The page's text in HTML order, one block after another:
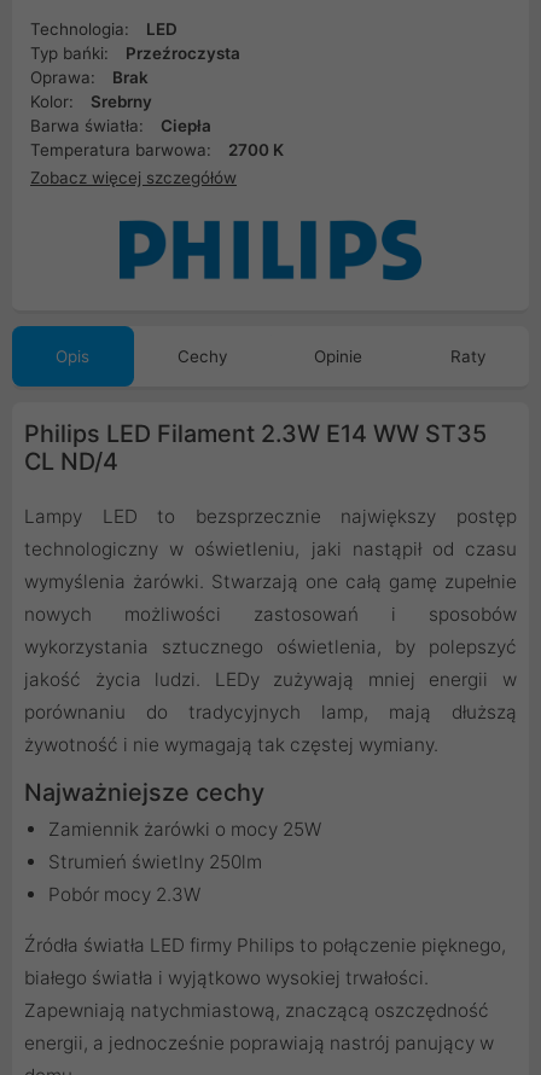
Technologia:
LED
Typ bańki:
Przeźroczysta
Oprawa:
Brak
Kolor:
Srebrny
Barwa światła:
Ciepła
Temperatura barwowa:
2700 K
Zobacz więcej szczegółów
Opis Cechy Opinie Raty
Philips LED Filament 2.3W E14 WW ST35
CL ND/4
Lampy LED to bezsprzecznie największy postęp
technologiczny w oświetleniu, jaki nastąpił od czasu
wymyślenia żarówki. Stwarzają one całą gamę zupełnie
nowych możliwości zastosowań i sposobów
wykorzystania sztucznego oświetlenia, by polepszyć
jakość życia ludzi. LEDy zużywają mniej energii w
porównaniu do tradycyjnych lamp, mają dłuższą
żywotność i nie wymagają tak częstej wymiany.
Najważniejsze cechy
Zamiennik żarówki o mocy 25W
Strumień świetlny 250lm
Pobór mocy 2.3W
Źródła światła LED firmy Philips to połączenie pięknego,
białego światła i wyjątkowo wysokiej trwałości.
Zapewniają natychmiastową, znaczącą oszczędność
energii, a jednocześnie poprawiają nastrój panujący w